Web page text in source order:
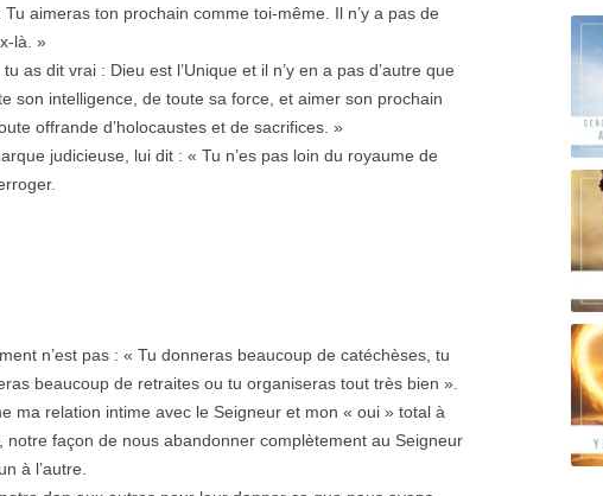
aimeras ton prochain comme toi-même. Il n’y a pas de
là. »
as dit vrai : Dieu est l’Unique et il n’y en a pas d’autre que
son intelligence, de toute sa force, et aimer son prochain
offrande d’holocaustes et de sacrifices. »
judicieuse, lui dit : « Tu n’es pas loin du royaume de
n’est pas : « Tu donneras beaucoup de catéchèses, tu
beaucoup de retraites ou tu organiseras tout très bien ».
ma relation intime avec le Seigneur et mon « oui » total à
notre façon de nous abandonner complètement au Seigneur
à l’autre.